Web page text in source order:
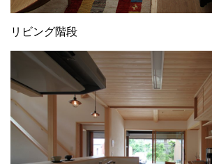
リビング階段